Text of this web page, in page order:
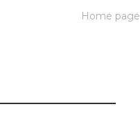
Home page